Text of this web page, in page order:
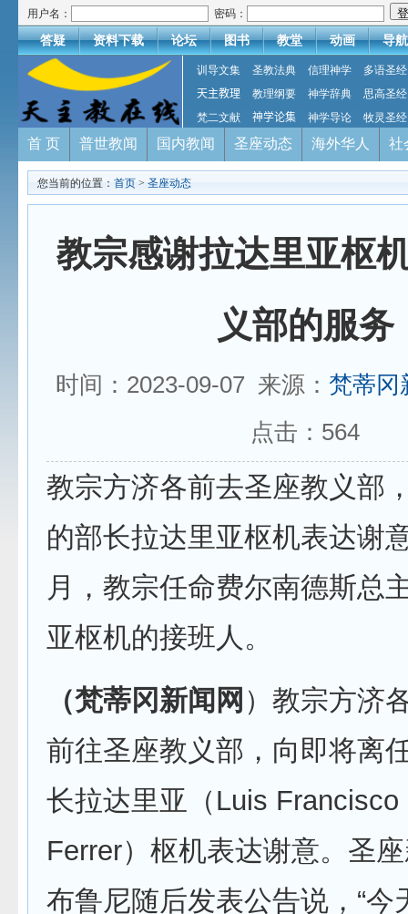
用户名： 密码：
答疑 资料下载 论坛 图书 教堂 动画 导航
训导文集 圣教法典 信理神学
多语圣经
天主教理
教理纲要 神学辞典
思高圣经
梵二文献
神学论集 神学导论 牧灵圣经
首 页 普世教闻 国内教闻 圣座动态 海外华人 社
您当前的位置： 首页 > 圣座动态
教宗感谢拉达里亚枢
义部的服务
时间：2023-09-07 来源： 梵蒂冈
点击： 564
教宗方济各前去圣座教义部
的部长拉达里亚枢机表达谢
月，教宗任命费尔南德斯总
亚枢机的接班人。
（梵蒂冈新闻网 ）教宗方济
前往圣座教义部，向即将离
长拉达里亚（Luis Francisco
Ferrer）枢机表达谢意。圣
布鲁尼随后发表公告说，“今